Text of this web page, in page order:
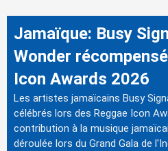
Jamaïque: Busy
Wonder
Icon Awards 2026
Les artistes jamaïcains Busy
célébrés lors des Reggae Icon
contribution à la musique
déroulée lors du Grand Gala de